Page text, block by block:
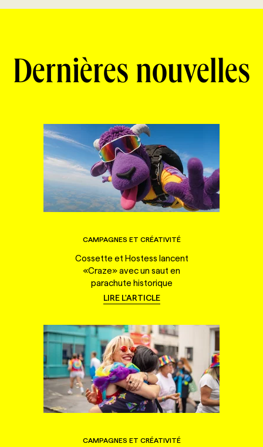
Dernières nouvelles
CAMPAGNES ET CRÉATIVITÉ
Cossette et Hostess lancent
«Craze» avec un saut en
parachute historique
LIRE L'ARTICLE
CAMPAGNES ET CRÉATIVITÉ